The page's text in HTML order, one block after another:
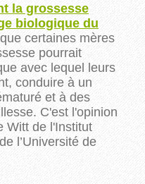
la grossesse
biologique du
certaines mères
pourrait
avec lequel leurs
conduire à un
et à des
C'est l'opinion
Witt de l'Institut
l’Université de